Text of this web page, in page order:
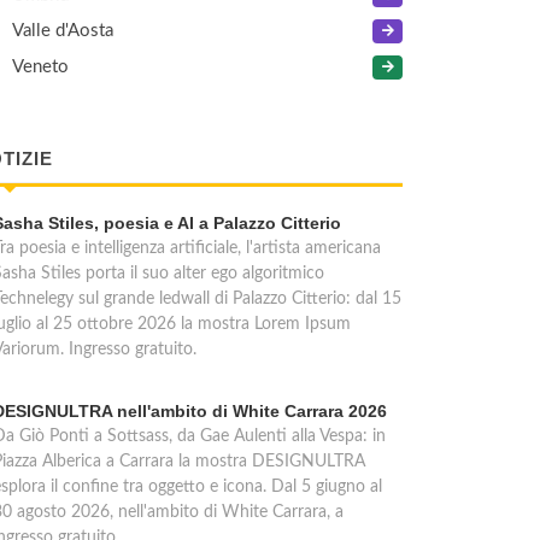
Valle d'Aosta
Veneto
Stiles, poesia e AI a Palazzo Citterio
Tra poesia e intelligenza artificiale, l'artista americana
Stiles porta il suo alter ego algoritmico
Technelegy sul grande ledwall di Palazzo Citterio: dal 15
al 25 ottobre 2026 la mostra Lorem Ipsum
Ingresso gratuito.
nell'ambito di White Carrara 2026
Giò Ponti a Sottsass, da Gae Aulenti alla Vespa: in
Alberica a Carrara la mostra DESIGNULTRA
il confine tra oggetto e icona. Dal 5 giugno al
agosto 2026, nell'ambito di White Carrara, a